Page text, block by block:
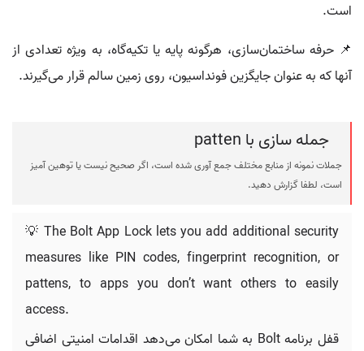
است.
📌 حرفه ساختمان‌سازی، هرگونه پایه یا تکیه‌گاه، به ویژه تعدادی از
آنها که به عنوان جایگزین فونداسیون، روی زمین سالم قرار می‌گیرند.
جمله سازی با patten
جملات نمونه از منابع مختلف جمع آوری شده است، اگر صحیح نیست یا توهین آمیز
است، لطفا گزارش دهید.
💡 The Bolt App Lock lets you add additional security
measures like PIN codes, fingerprint recognition, or
pattens, to apps you don’t want others to easily
access.
قفل برنامه Bolt به شما امکان می‌دهد اقدامات امنیتی اضافی